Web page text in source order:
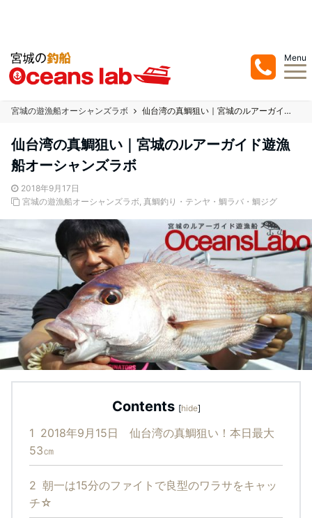
Menu
宮城の遊漁船オーシャンズラボ 仙台湾の真鯛狙い｜宮城のルアーガイド遊漁船オーシャンズラボ
仙台湾の真鯛狙い｜宮城のルアーガイド遊漁
船オーシャンズラボ
2018年9月17日
宮城の遊漁船オーシャンズラボ, 真鯛釣り・テンヤ・鯛ラバ・鯛ジグ
Contents [hide]
1 2018年9月15日 仙台湾の真鯛狙い！本日最大
53㎝
2 朝一は15分のファイトで良型のワラサをキャッ
チ☆